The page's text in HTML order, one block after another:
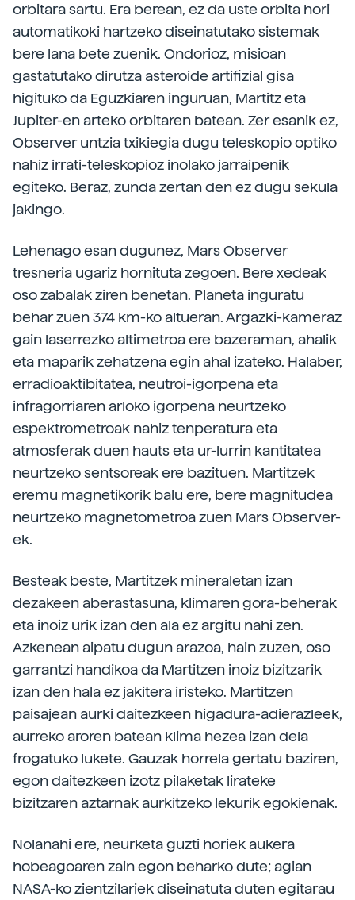
orbitara sartu. Era berean, ez da uste orbita hori
automatikoki hartzeko diseinatutako sistemak
bere lana bete zuenik. Ondorioz, misioan
gastatutako dirutza asteroide artifizial gisa
higituko da Eguzkiaren inguruan, Martitz eta
Jupiter-en arteko orbitaren batean. Zer esanik ez,
Observer untzia txikiegia dugu teleskopio optiko
nahiz irrati-teleskopioz inolako jarraipenik
egiteko. Beraz, zunda zertan den ez dugu sekula
jakingo.
Lehenago esan dugunez, Mars Observer
tresneria ugariz hornituta zegoen. Bere xedeak
oso zabalak ziren benetan. Planeta inguratu
behar zuen 374 km-ko altueran. Argazki-kameraz
gain laserrezko altimetroa ere bazeraman, ahalik
eta maparik zehatzena egin ahal izateko. Halaber,
erradioaktibitatea, neutroi-igorpena eta
infragorriaren arloko igorpena neurtzeko
espektrometroak nahiz tenperatura eta
atmosferak duen hauts eta ur-lurrin kantitatea
neurtzeko sentsoreak ere bazituen. Martitzek
eremu magnetikorik balu ere, bere magnitudea
neurtzeko magnetometroa zuen Mars Observer-
ek.
Besteak beste, Martitzek mineraletan izan
dezakeen aberastasuna, klimaren gora-beherak
eta inoiz urik izan den ala ez argitu nahi zen.
Azkenean aipatu dugun arazoa, hain zuzen, oso
garrantzi handikoa da Martitzen inoiz bizitzarik
izan den hala ez jakitera iristeko. Martitzen
paisajean aurki daitezkeen higadura-adierazleek,
aurreko aroren batean klima hezea izan dela
frogatuko lukete. Gauzak horrela gertatu baziren,
egon daitezkeen izotz pilaketak lirateke
bizitzaren aztarnak aurkitzeko lekurik egokienak.
Nolanahi ere, neurketa guzti horiek aukera
hobeagoaren zain egon beharko dute; agian
NASA-ko zientzilariek diseinatuta duten egitarau